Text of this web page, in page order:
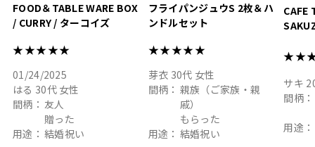
FOOD＆TABLE WARE BOX
/ CURRY / ターコイズ
★★★★★
01/24/2025
はる 30代 女性
間柄： 友人
贈った
用途： 結婚祝い
フライパンジュウS 2枚＆ハ
ンドルセット
★★★★★
芽衣 30代 女性
間柄： 親族（ご家族・親
戚）
もらった
用途： 結婚祝い
CAFE
サキ
間柄：
用途：